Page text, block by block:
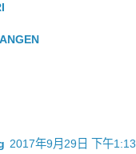
2017年9月29日 下午1:13